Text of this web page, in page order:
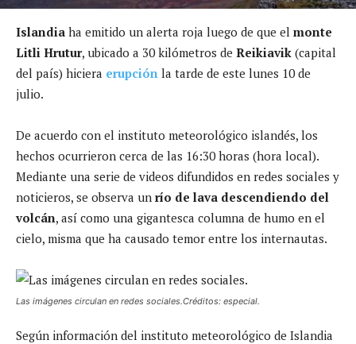
Islandia ha emitido un alerta roja luego de que el monte
Litli Hrutur, ubicado a 30 kilómetros de Reikiavik (capital
del país) hiciera erupción la tarde de este lunes 10 de
julio.
De acuerdo con el instituto meteorológico islandés, los
hechos ocurrieron cerca de las 16:30 horas (hora local).
Mediante una serie de videos difundidos en redes sociales y
noticieros, se observa un río de lava descendiendo del
volcán, así como una gigantesca columna de humo en el
cielo, misma que ha causado temor entre los internautas.
Las imágenes circulan en redes sociales.Créditos: especial.
Según información del instituto meteorológico de Islandia